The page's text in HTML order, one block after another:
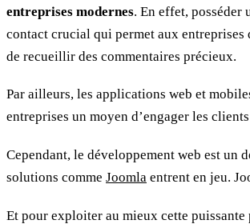
entreprises modernes. En effet, posséder
contact crucial qui permet aux
de recueillir des commentaires précieux.
Par ailleurs, les applications web et
entreprises un moyen d’engager les
Cependant, le développement web est un
solutions comme Joomla entrent en jeu.
Et pour exploiter au mieux cette